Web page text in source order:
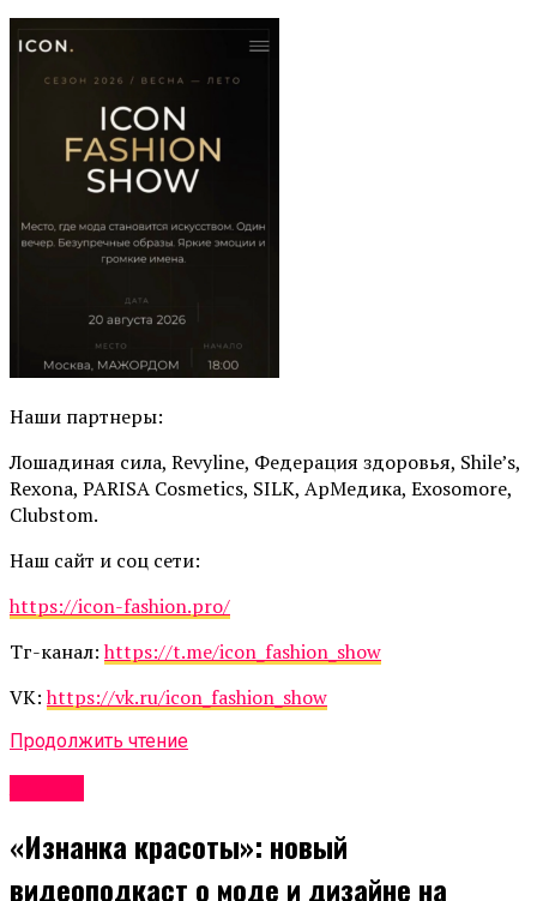
Наши партнеры:
Лошадиная сила, Revyline, Федерация здоровья, Shile’s,
Rexona, PARISA Cosmetics, SILK, АрМедика, Exosomore,
Clubstom.
Наш сайт и соц сети:
https://icon-fashion.pro/
Тг-канал:https://t.me/icon_fashion_show
VK:https://vk.ru/icon_fashion_show
Продолжить чтение
«Изнанка красоты»: новый
видеоподкаст о моде и дизайне на